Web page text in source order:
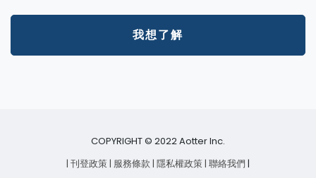
我想了解
COPYRIGHT © 2022 Aotter Inc.
| 刊登政策| 服務條款 | 隱私權政策| 聯絡我們 |